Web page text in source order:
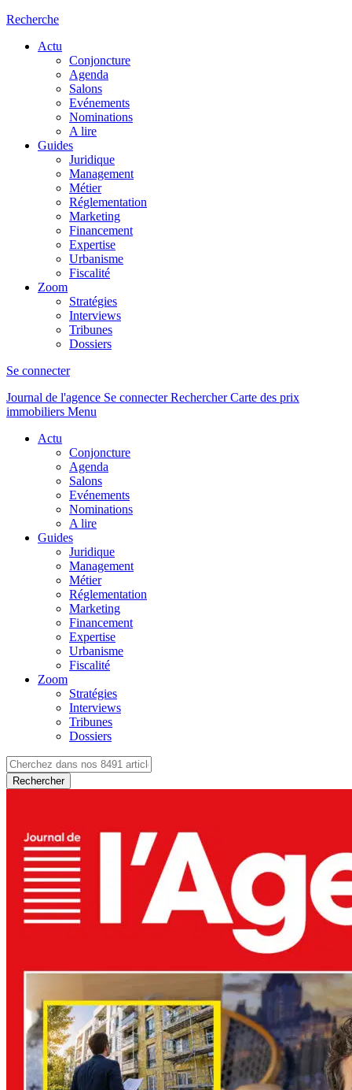
Recherche
Actu
Conjoncture
Agenda
Salons
Evénements
Nominations
A lire
Guides
Juridique
Management
Métier
Réglementation
Marketing
Financement
Expertise
Urbanisme
Fiscalité
Zoom
Stratégies
Interviews
Tribunes
Dossiers
Se connecter
Journal de l'agence Se connecterRechercher Carte des prix
immobiliers Menu
Actu
Conjoncture
Agenda
Salons
Evénements
Nominations
A lire
Guides
Juridique
Management
Métier
Réglementation
Marketing
Financement
Expertise
Urbanisme
Fiscalité
Zoom
Stratégies
Interviews
Tribunes
Dossiers
Rechercher